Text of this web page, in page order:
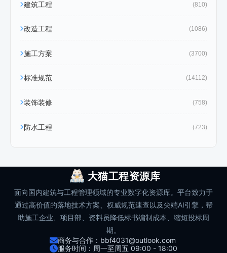
建筑工程 (810)
改造工程 (1086)
施工方案 (3700)
标准规范 (14112)
装饰装修 (758)
防水工程 (723)
大猫工程资源库
面向国内建筑与工程管理领域的专业数字化资源库。平台致力于
通过高价值的落地技术方案、权威规范速查以及尖端AI引擎，帮
助施工企业、项目部、资料员降低标书编制成本、缩短投标周
期。
商务与合作：bbf4031@outlook.com
服务时间：周一至周五 09:00 - 18:00